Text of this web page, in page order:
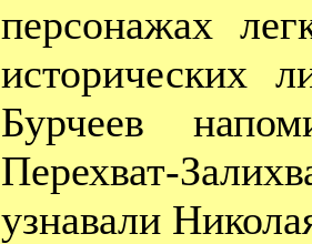
персонажах
исторических
Бурчеев
Перехват-
узнавали